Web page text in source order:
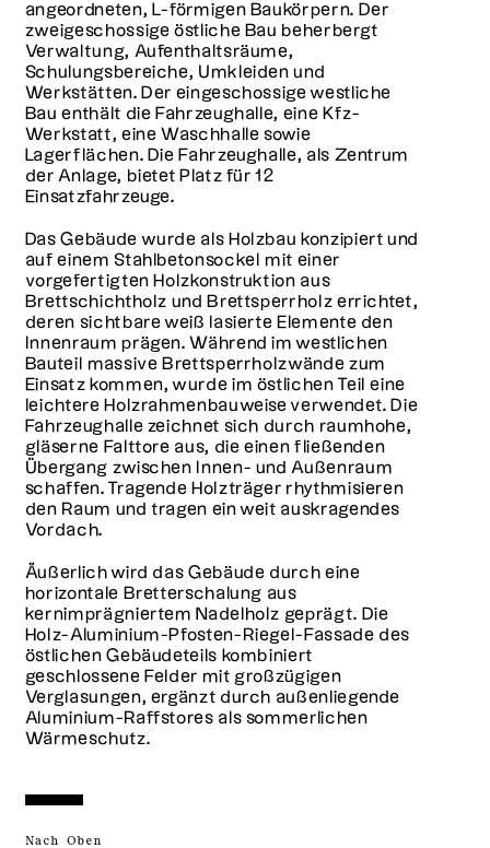
angeordneten, L-förmigen Baukörpern. Der
zweigeschossige östliche Bau beherbergt
Verwaltung, Aufenthaltsräume,
Schulungsbereiche, Umkleiden und
Werkstätten. Der eingeschossige westliche
Bau enthält die Fahrzeughalle, eine Kfz-
Werkstatt, eine Waschhalle sowie
Lagerflächen. Die Fahrzeughalle, als Zentrum
der Anlage, bietet Platz für 12
Einsatzfahrzeuge.
Das Gebäude wurde als Holzbau konzipiert und
auf einem Stahlbetonsockel mit einer
vorgefertigten Holzkonstruktion aus
Brettschichtholz und Brettsperrholz errichtet,
deren sichtbare weiß lasierte Elemente den
Innenraum prägen. Während im westlichen
Bauteil massive Brettsperrholzwände zum
Einsatz kommen, wurde im östlichen Teil eine
leichtere Holzrahmenbauweise verwendet. Die
Fahrzeughalle zeichnet sich durch raumhohe,
gläserne Falttore aus, die einen fließenden
Übergang zwischen Innen- und Außenraum
schaffen. Tragende Holzträger rhythmisieren
den Raum und tragen ein weit auskragendes
Vordach.
Äußerlich wird das Gebäude durch eine
horizontale Bretterschalung aus
kernimprägniertem Nadelholz geprägt. Die
Holz-Aluminium-Pfosten-Riegel-Fassade des
östlichen Gebäudeteils kombiniert
geschlossene Felder mit großzügigen
Verglasungen, ergänzt durch außenliegende
Aluminium-Raffstores als sommerlichen
Wärmeschutz.
Nach Oben